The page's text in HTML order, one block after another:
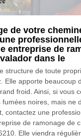
de votre
entreprise de
dans le
structure de toute
Elle apporte beaucoup
froid. Ainsi, si vous
noires, mais ne
contactez une
de ramonage de
Elle viendra